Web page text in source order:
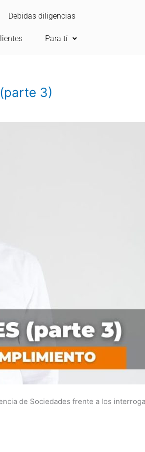
Debidas diligencias
Para tí
3)
de Sociedades frente a los